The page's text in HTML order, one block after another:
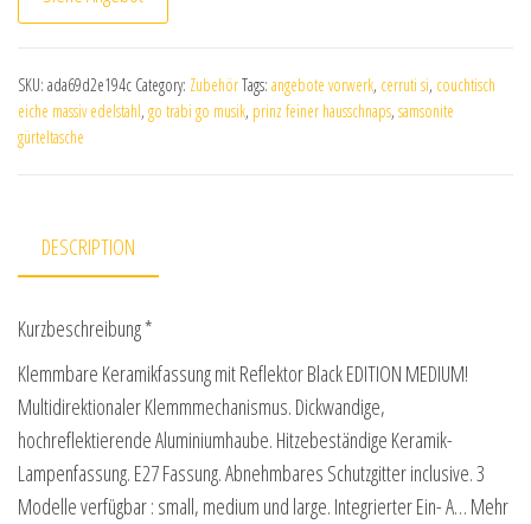
SKU: ada69d2e194c Category: ZubehörTags: angebote vorwerk, cerruti si, couchtisch
eiche massiv edelstahl, go trabi go musik, prinz feiner hausschnaps, samsonite
gürteltasche
DESCRIPTION
Kurzbeschreibung *
Klemmbare Keramikfassung mit Reflektor Black EDITION MEDIUM!
Multidirektionaler Klemmmechanismus. Dickwandige,
hochreflektierende Aluminiumhaube. Hitzebeständige Keramik-
Lampenfassung. E27 Fassung. Abnehmbares Schutzgitter inclusive. 3
Modelle verfügbar : small, medium und large. Integrierter Ein- A… Mehr